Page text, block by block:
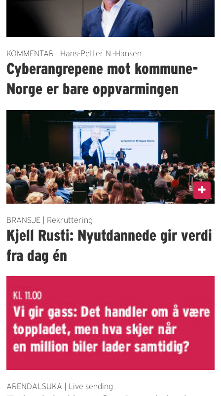
KOMMENTAR | Hans-Petter N.-Hansen
Cyberangrepene mot kommune-
Norge er bare oppvarmingen
BRANSJE | Rekruttering
Kjell Rusti: Nyutdannede gir verdi
fra dag én
ARENDALSUKA | Live sending